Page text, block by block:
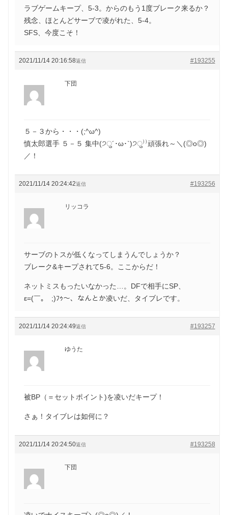
ラブゲームキープ、5-3。からのもう1度ブレーク来るか？
残念、ほとんどサーブで凌がれた、5-4。
SFS、今度こそ！
2021/11/14 20:16:58 #193255
返信
下団
５－３から・・・(;^ω^)
慎太郎選手 ５－５ 集中(੭ु´･ω･`)੭ु⁾⁾頑張れ～＼(◎o◎)
／！
2021/11/14 20:24:42 #193256
返信
リッコラ
サーブのトスが低くなってしまうんでしょうか？
ブレーク&キープされて5-6。ここからだ！
ネットミスもったいなかった…。DFで相手にSP、
ε=(￣｡￣;)ﾌｩ〜、なんとか凌いだ、タイブレです。
2021/11/14 20:24:49 #193257
返信
ゆうた
被BP（＝セットポイント)を凌いだキープ！
さぁ！タイブレは如何に？
2021/11/14 20:24:50 #193258
返信
下団